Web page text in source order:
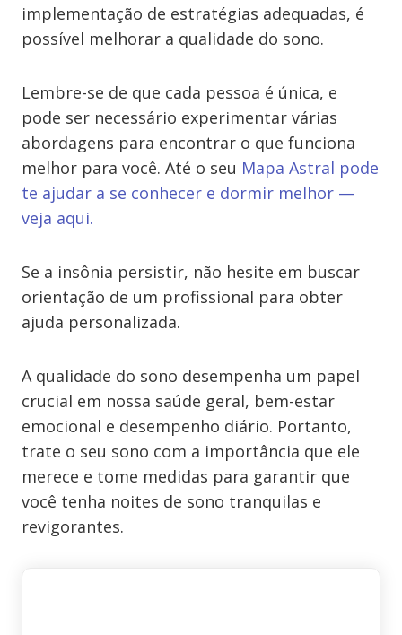
implementação de estratégias adequadas, é
possível melhorar a qualidade do sono.
Lembre-se de que cada pessoa é única, e
pode ser necessário experimentar várias
abordagens para encontrar o que funciona
melhor para você. Até o seu Mapa Astral pode
te ajudar a se conhecer e dormir melhor —
veja aqui.
Se a insônia persistir, não hesite em buscar
orientação de um profissional para obter
ajuda personalizada.
A qualidade do sono desempenha um papel
crucial em nossa saúde geral, bem-estar
emocional e desempenho diário. Portanto,
trate o seu sono com a importância que ele
merece e tome medidas para garantir que
você tenha noites de sono tranquilas e
revigorantes.